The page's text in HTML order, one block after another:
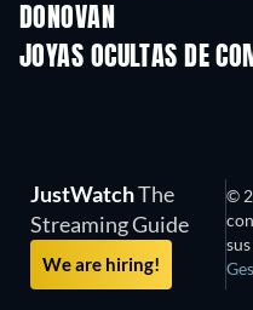
DONOVAN
JOYAS OCULTAS DE
JustWatchThe
Streaming Guide
We are hiring!
©